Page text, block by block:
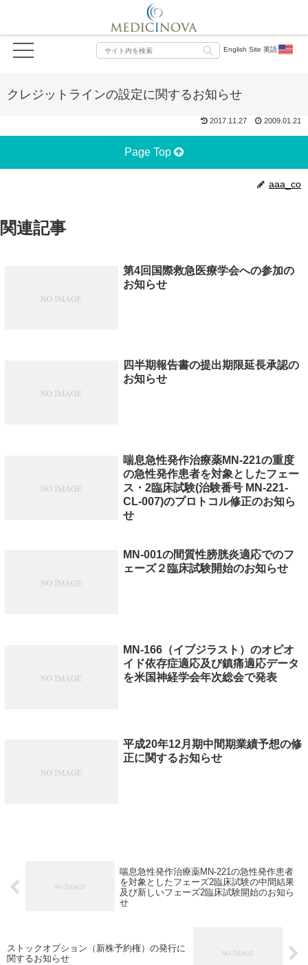
English Site 英語
クレジットラインの設定に関するお知らせ
2017.11.27 2009.01.21
Page Top
aaa_co
関連記事
第4回国際救急医療学会への参加の
お知らせ
四半期報告書の提出期限延長承認の
お知らせ
喘息急性発作治療薬MN-221の重度
の急性発作患者を対象としたフェー
ス・2臨床試験(治験番号 MN-221-
CL-007)のプロトコル修正のお知ら
せ
MN-001の間質性膀胱炎適応でのフ
ェーズ２臨床試験開始のお知らせ
MN-166（イブジラスト）のオピオ
イド依存症適応及び鎮痛適応データ
を米国神経学会年次総会で発表
平成20年12月期中間期業績予想の修
正に関するお知らせ
喘息急性発作治療薬MN-221の急性発作患者
を対象としたフェーズ2臨床試験の中間結果
及び新しいフェーズ2臨床試験開始のお知ら
せ
ストックオプション（新株予約権）の発行に
関するお知らせ